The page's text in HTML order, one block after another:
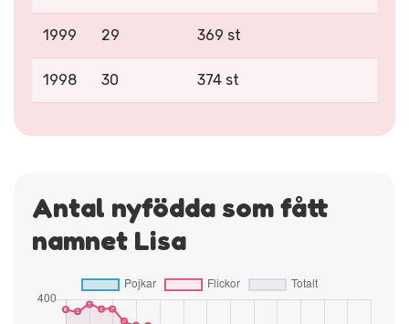
1999 29 369 st
1998 30 374 st
Antal nyfödda som fått
namnet Lisa